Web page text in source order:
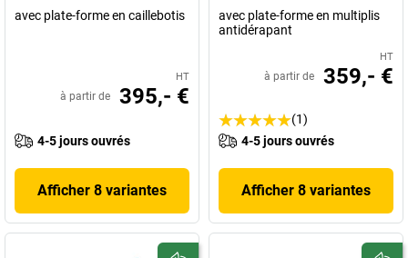
avec plate-forme en caillebotis
HT
à partir de 395,- €
4-5 jours ouvrés
Afficher 8 variantes
avec plate-forme en multiplis
antidérapant
HT
à partir de 359,- €
(1)
4-5 jours ouvrés
Afficher 8 variantes